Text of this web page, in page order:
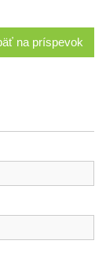
na príspevok